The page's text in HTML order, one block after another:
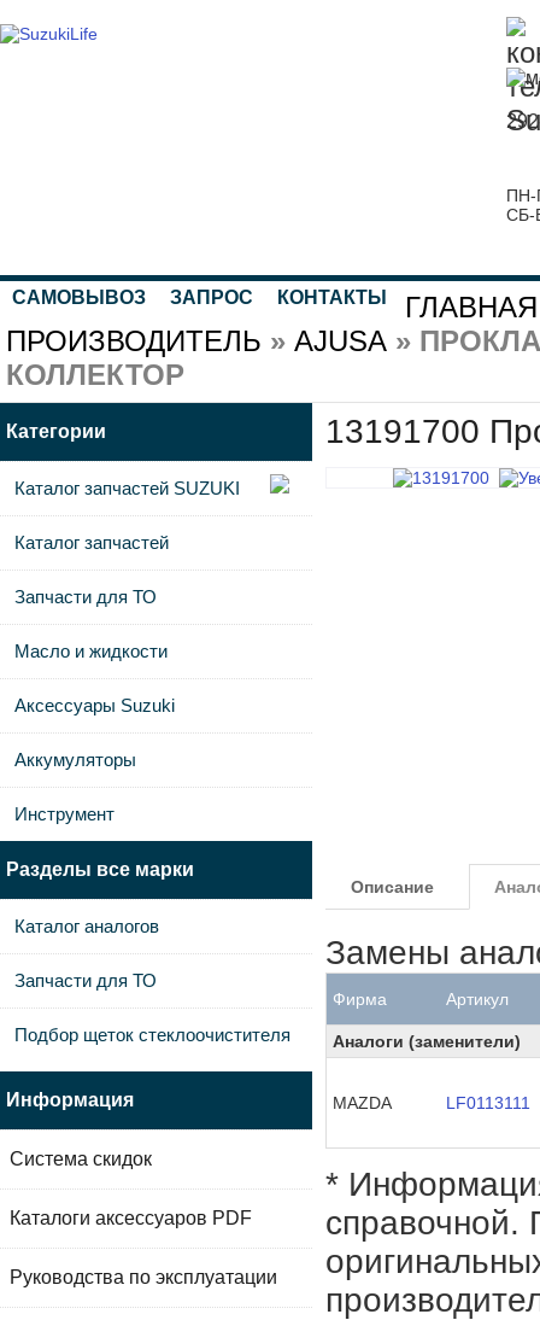
ПН-
СБ-
САМОВЫВОЗ ЗАПРОС КОНТАКТЫ ГЛАВНАЯ
ПРОИЗВОДИТЕЛЬ » AJUSA »
КОЛЛЕКТОР
13191700
Описание
Замены
Фирма Артикул
Аналоги (заменители)
MAZDA LF0113111
*
справочной.
Категории
Каталог запчастей SUZUKI
Каталог запчастей
Запчасти для ТО
Масло и жидкости
Аксессуары Suzuki
Аккумуляторы
Инструмент
Разделы все марки
Каталог аналогов
Запчасти для ТО
Подбор щеток стеклоочистителя
Информация
Система скидок
Каталоги аксессуаров PDF
Руководства по эксплуатации